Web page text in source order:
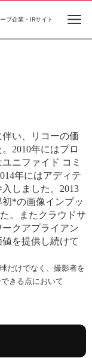
プ企業・IRサイト
い、リコーの価
2010年にはプロ
ニファイド コミ
年にはアディテ
しました。2013
*の画像インプッ
。またクラウドサ
クアプライアン
を提供し続けて
だけでなく、撮影者を
きる点において